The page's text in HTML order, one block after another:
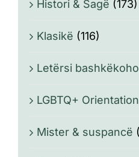
Histori & Sagë (173)
Klasikë (116)
Letërsi
LGBTQ+
Mister & suspancë